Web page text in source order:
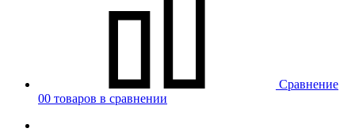
Сравнение
00 товаров в сравнении